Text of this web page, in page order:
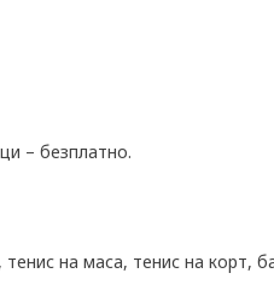
– безплатно.
на маса, тенис на